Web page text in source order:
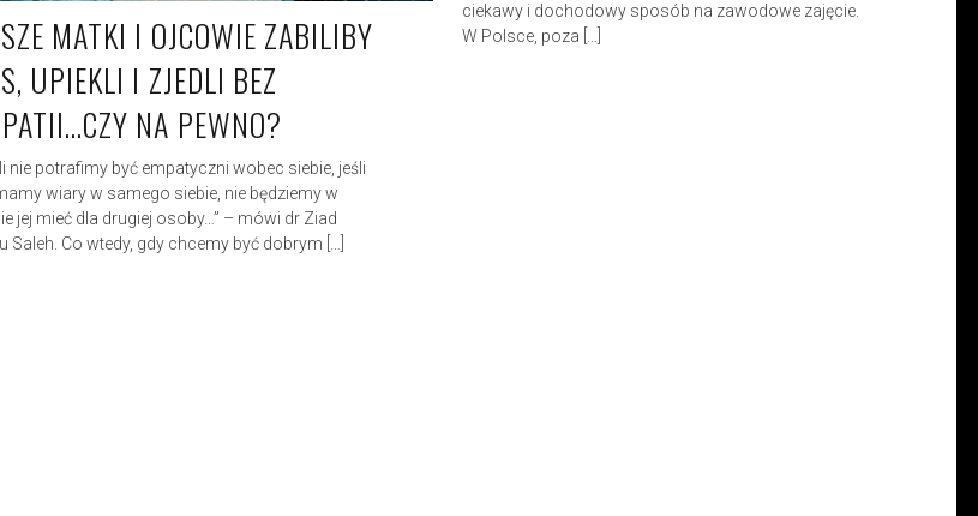
ciekawy i dochodowy sposób na zawodowe zajęcie.
W Polsce, poza […]
MATKI I OJCOWIE ZABILIBY
UPIEKLI I ZJEDLI BEZ
NA PEWNO?
nie potrafimy być empatyczni wobec siebie, jeśli
wiary w samego siebie, nie będziemy w
jej mieć dla drugiej osoby…” – mówi dr Ziad
Saleh. Co wtedy, gdy chcemy być dobrym […]